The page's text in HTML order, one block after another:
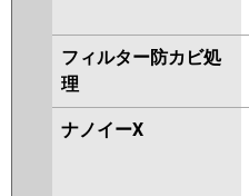
フィルター防カビ処
理
ナノイーX